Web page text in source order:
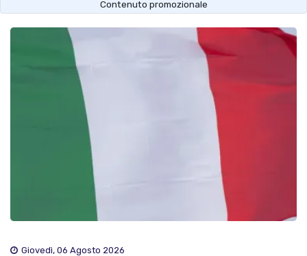
Contenuto promozionale
Giovedì, 06 Agosto 2026